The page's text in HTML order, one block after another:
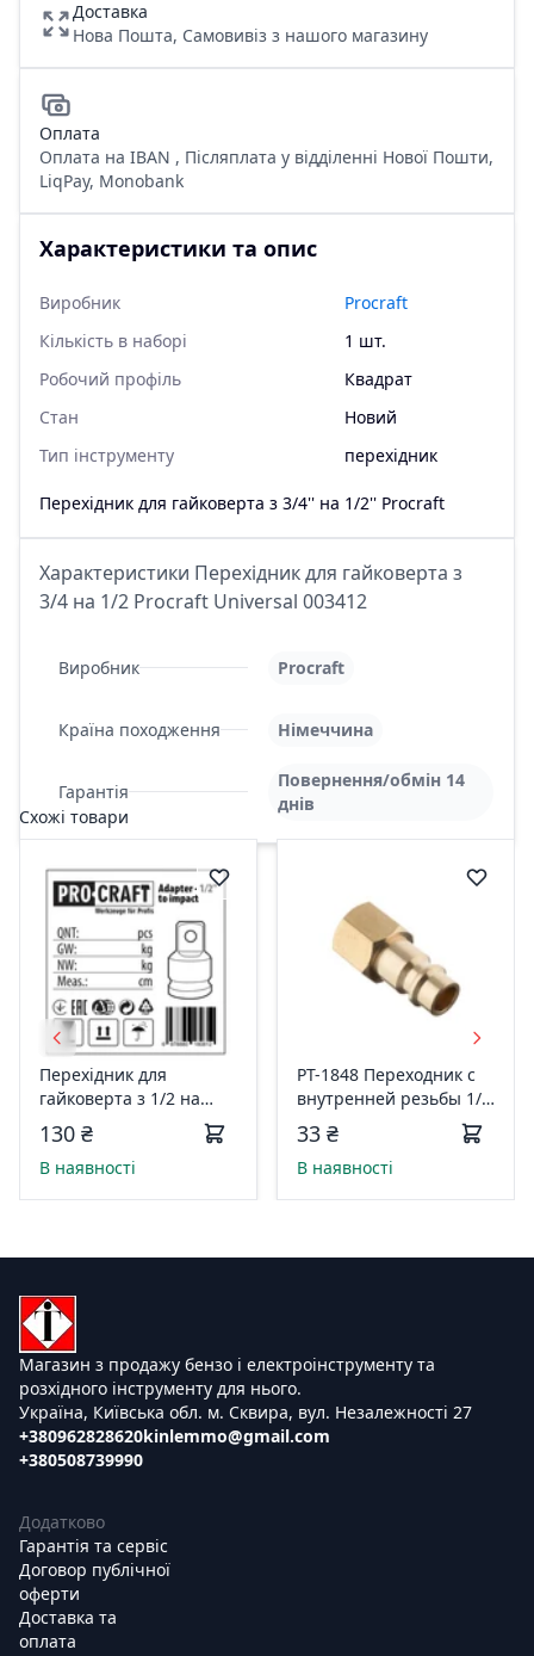
Доставка
Нова Пошта, Самовивіз з нашого магазину
Оплата
Оплата на IBAN , Післяплата у відділенні Нової Пошти,
LiqPay, Monobank
Характеристики та опис
Виробник
Procraft
Кількість в наборі
1 шт.
Робочий профіль
Квадрат
Стан
Новий
Тип інструменту
перехідник
Перехідник для гайковерта з 3/4'' на 1/2'' Procraft
Характеристики Перехідник для гайковерта з
3/4 на 1/2 Procraft Universal 003412
Виробник Procraft
Країна походження Німеччина
Гарантія
Повернення/обмін 14
днів
Схожі товари
Перехідник для
гайковерта з 1/2 на
імпакт Procraft
Universal 001201
130 ₴
В наявності
PT-1848 Переходник с
внутренней резьбы 1/4
на ответную часть
быстроразъемного
соединения PT-1848
33 ₴
В наявності
Магазин з продажу бензо і електроінструменту та
розхідного інструменту для нього.
Україна, Київська обл. м. Сквира, вул. Незалежності 27
+380962828620
+380508739990
kinlemmo@gmail.com
Додатково
Гарантія та сервіс
Договор публічної
оферти
Доставка та
оплата